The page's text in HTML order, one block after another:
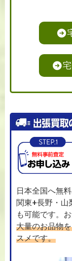
日本全国へ無
関東+長野・山
も可能です。
大量のお品物
スメです。